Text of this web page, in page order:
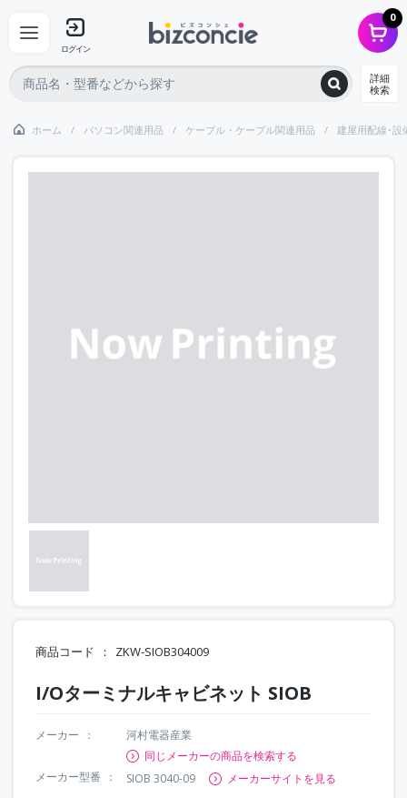
ログイン
0
詳細
検索
ホーム パソコン関連用品 ケーブル・ケーブル関連用品 建屋用配線･設
商品コード ZKW-SIOB304009
I/Oターミナルキャビネット SIOB
メーカー
河村電器産業
同じメーカーの商品を検索する
メーカー型番
SIOB 3040-09 メーカーサイトを見る